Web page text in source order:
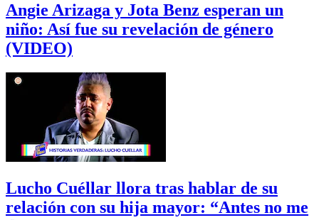
Angie Arizaga y Jota Benz esperan un
niño: Así fue su revelación de género
(VIDEO)
Lucho Cuéllar llora tras hablar de su
relación con su hija mayor: “Antes no me